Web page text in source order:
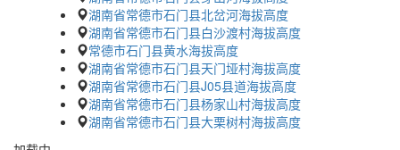
湖南省常德市石门县北岔河海拔高度
湖南省常德市石门县白沙渡村海拔高度
常德市石门县黄水海拔高度
湖南省常德市石门县天门垭村海拔高度
湖南省常德市石门县J05县道海拔高度
湖南省常德市石门县杨家山村海拔高度
湖南省常德市石门县大栗树村海拔高度